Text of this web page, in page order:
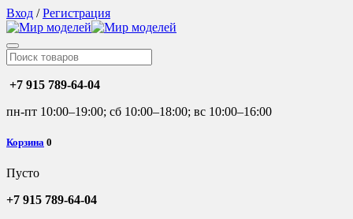
Вход /Регистрация
+7 915 789-64-04
пн-пт 10:00–19:00; сб 10:00–18:00; вс 10:00–16:00
Корзина 0
Пусто
+7 915 789-64-04